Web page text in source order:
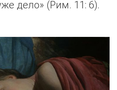
дело» (Рим. 11: 6).